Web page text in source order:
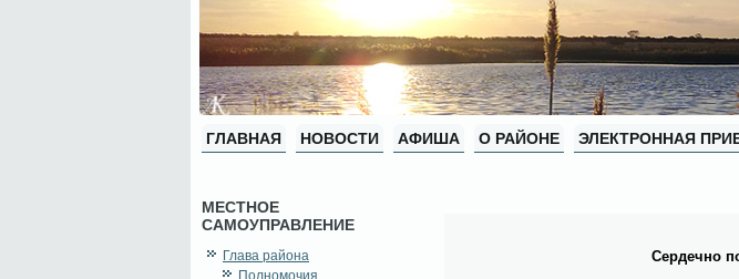
ГЛАВНАЯ НОВОСТИ АФИША О РАЙОНЕ ЭЛЕКТРОННАЯ
МЕСТНОЕ
САМОУПРАВЛЕНИЕ
Глава района
Полномочия
Сер­деч­но